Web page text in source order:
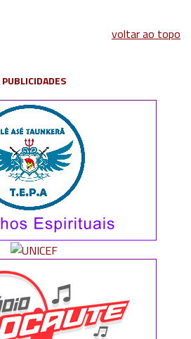
voltar ao topo
PUBLICIDADES